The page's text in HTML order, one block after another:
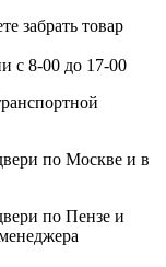
забрать товар
с 8-00 до 17-00
по Москве и в
по Пензе и